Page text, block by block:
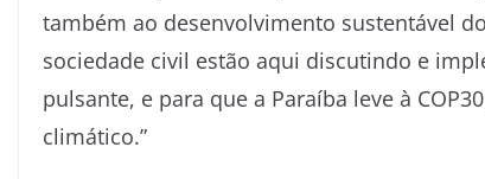
também ao desenvolvimento sustentável
sociedade civil estão aqui discutindo e
pulsante, e para que a Paraíba leve à
climático.”